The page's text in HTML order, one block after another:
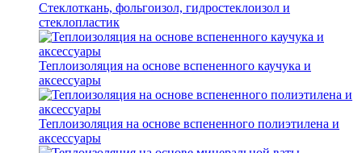
Стеклоткань, фольгоизол, гидростеклоизол и
стеклопластик
Теплоизоляция на основе вспененного каучука и
аксессуары
Теплоизоляция на основе вспененного полиэтилена и
аксессуары